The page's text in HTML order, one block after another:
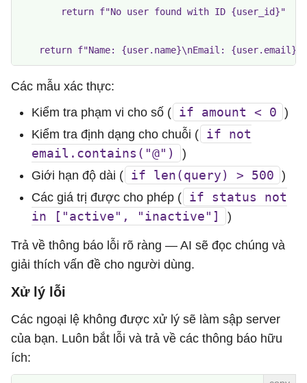
        return f"No user found with ID {user_id}"
Các mẫu xác thực:
Kiểm tra phạm vi cho số ( if amount < 0 )
Kiểm tra định dạng cho chuỗi ( if not
email.contains("@")
)
Giới hạn độ dài ( if len(query) > 500 )
Các giá trị được cho phép ( if status not
in ["active", "inactive"]
)
Trả về thông báo lỗi rõ ràng — AI sẽ đọc chúng và
giải thích vấn đề cho người dùng.
Xử lý lỗi
Các ngoại lệ không được xử lý sẽ làm sập server
của bạn. Luôn bắt lỗi và trả về các thông báo hữu
ích: